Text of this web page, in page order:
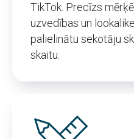
TikTok. Precīzs
uzvedības un
palielinātu sekotāju
skaitu.